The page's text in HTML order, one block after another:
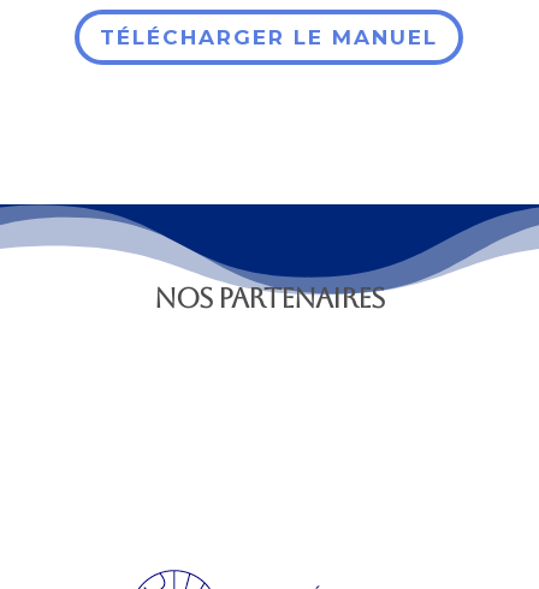
TÉLÉCHARGER LE MANUEL
NOS PARTENAIRES